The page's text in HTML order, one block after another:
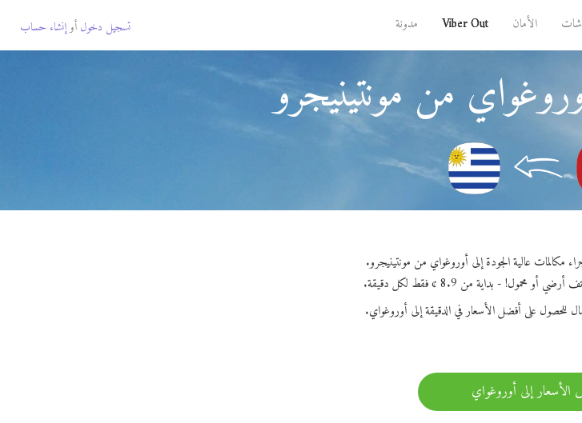
الأمان Viber Out مدونة تسجيل دخول أوإنشاء حساب
من مونتينيجرو
- بداية من 8.9 ¢ فقط لكل دقيقة.
على أفضل الأسعار في الدقيقة إلى أوروغواي.
إلى أوروغواي